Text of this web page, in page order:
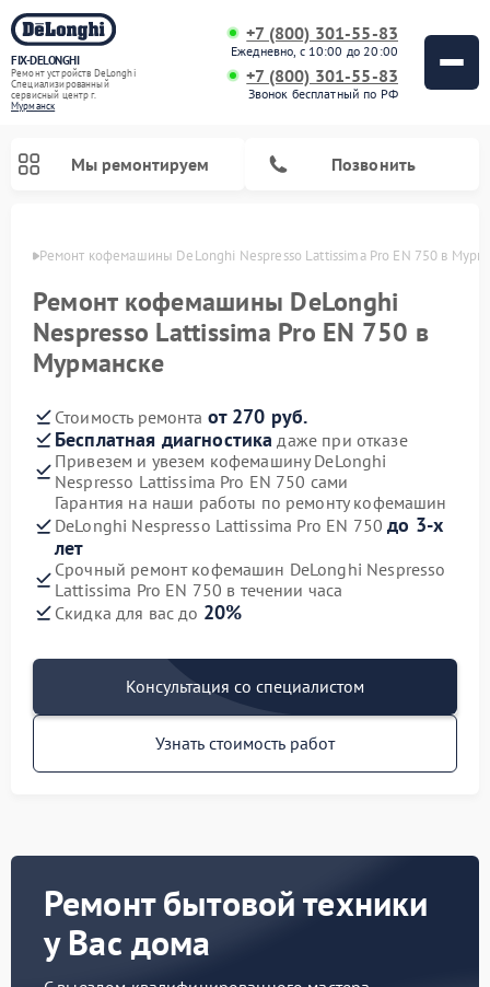
FIX-DELONGHI
Ремонт устройств DeLonghi
Специализированный
cервисный центр г.
Мурманск
+7 (800) 301-55-83
Ежедневно, с 10:00 до 20:00
+7 (800) 301-55-83
Звонок бесплатный по РФ
Мы ремонтируем Позвонить
Ремонт кофемашины DeLonghi Nespresso Lattissima Pro EN 750 в
Ремонт кофемашины DeLonghi
Nespresso Lattissima Pro EN 750 в
Мурманске
Стоимость ремонта от 270 руб.
Бесплатная диагностика даже при отказе
Привезем и увезем кофемашину DeLonghi
Nespresso Lattissima Pro EN 750 сами
Гарантия на наши работы по ремонту кофемашин
DeLonghi Nespresso Lattissima Pro EN 750до 3-х
лет
Срочный ремонт кофемашин DeLonghi Nespresso
Lattissima Pro EN 750 в течении часа
Скидка для вас до 20%
Консультация со специалистом
Узнать стоимость работ
Ремонт бытовой техники
у Вас дома